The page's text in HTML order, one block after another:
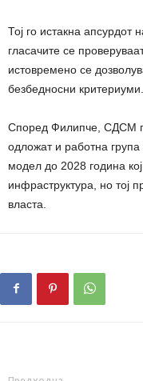
Тој го истакна апсурдот
гласачите се
истовремено се
безбедносни критериуми.
Според Филипче, СДСМ
одложат и работна група
модел до 2028 година
инфраструктура, но тој
власта.